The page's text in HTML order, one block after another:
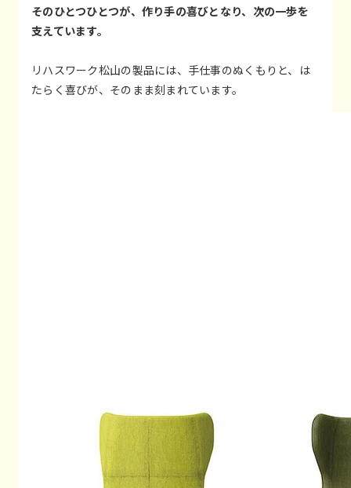
そのひとつひとつが、作り手の喜びとなり、次の一歩を
支えています。
リハスワーク松山の製品には、手仕事のぬくもりと、は
たらく喜びが、そのまま刻まれています。